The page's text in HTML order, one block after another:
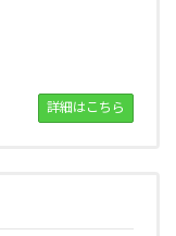
詳細はこちら